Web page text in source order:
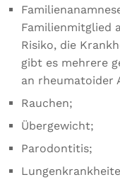
Familienmitglied
Risiko, die
gibt es mehrere
an rheumatoider
Rauchen;
Übergewicht;
Parodontitis;